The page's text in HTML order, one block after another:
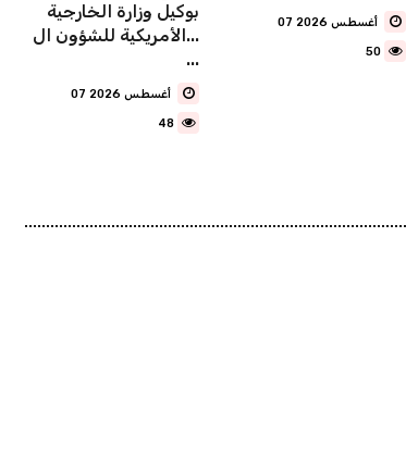
بوكيل وزارة الخارجية
الأمريكية للشؤون ال...
...
48
50